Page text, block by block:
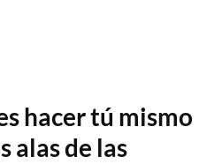
hacer tú mismo
alas de las